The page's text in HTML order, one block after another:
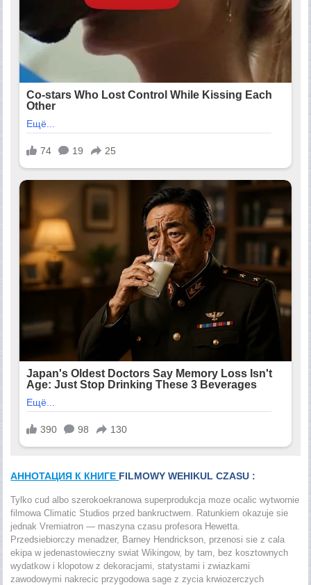
АННОТАЦИЯ К КНИГЕ FILMOWY WEHIKUL CZASU :
Tylko cud albo szerokoekranowa superprodukcja moze ocalic wytwornie
filmowa Climatic Studios przed bankructwem. Ratunkiem okazuje sie
jednak Vremiatron — maszyna czasu profesora Hewetta.
Przedsiebiorczy menadzer, Barney Hendrickson, przenosi sie z cala
ekipa w jedenastowieczny swiat Wikingow, by tam, bez kosztownych
wydatkow i klopotow z dekoracjami, statystami i zwiazkami
zawodowymi nakrecic przygodowa sage z zycia krwiozerczych